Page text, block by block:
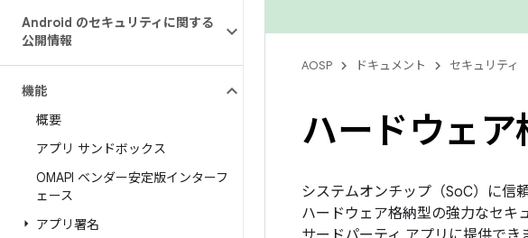
Android のセキュリティに関する
公開情報
機能
概要
アプリ サンドボックス
OMAPI ベンダー安定版インターフ
ェース
アプリ署名
AOSP ドキュメント セキュリティ
ハードウェ
システムオンチップ（SoC）に信
ハードウェア格納型の強力なセキ